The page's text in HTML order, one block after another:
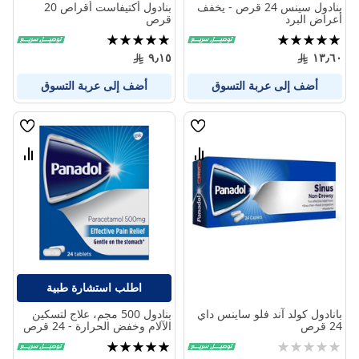
بنادول سينس 24 قرص - يخفف
أعراض البرد
تقييم:
100%
١٣٫٦٠
أضف إلى عربة التسوق
بنادول أكتيفاست أقراص 20
قرص
تقييم:
100%
٩٫١٥
أضف إلى عربة التسوق
قائمة
قارن
بين
المنتجات
بانادول كولد آند فلو ساينس داي
24 قرص
Rating:
قائمة
قارن
اطلب استشارة طبية
بنادول 500 مجم، علاج لتسكين
الآلام وخفض الحرارة - 24 قرص
تقييم: